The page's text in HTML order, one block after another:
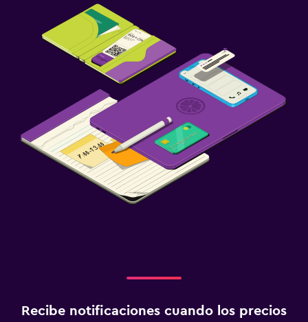
Recibe notificaciones cuando los precios